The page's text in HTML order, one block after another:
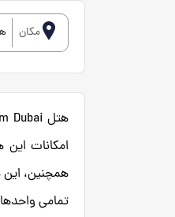
مکان
همچنین، این
تمامی